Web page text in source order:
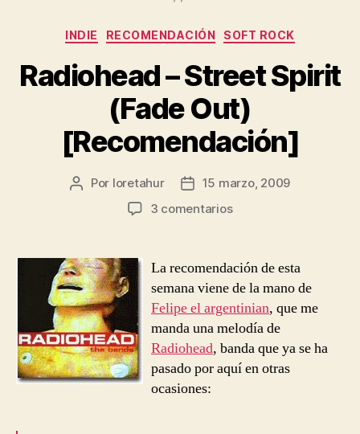
Categorías
INDIE RECOMENDACIÓN SOFT ROCK
Radiohead – Street Spirit
(Fade Out)
[Recomendación]
Autor
Por loretahur
Fecha15 marzo, 2009
3 comentariosen
Street
(Fade
Out)
[Recomendación]
La recomendación de esta
semana viene de la mano de
Felipe el argentinian, que me
manda una melodía de
Radiohead, banda que ya se ha
pasado por aquí en otras
ocasiones: